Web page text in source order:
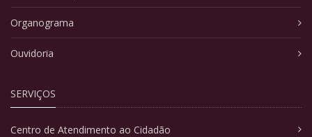
Organograma
Ouvidoria
SERVIÇOS
Centro de Atendimento ao Cidadão